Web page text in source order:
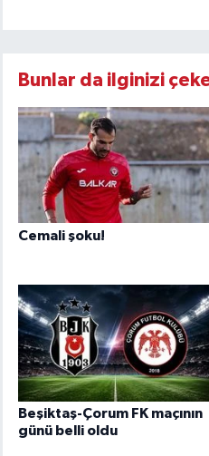
Bunlar da ilginizi
Cemali şoku!
Beşiktaş-Çorum FK maçının
günü belli oldu